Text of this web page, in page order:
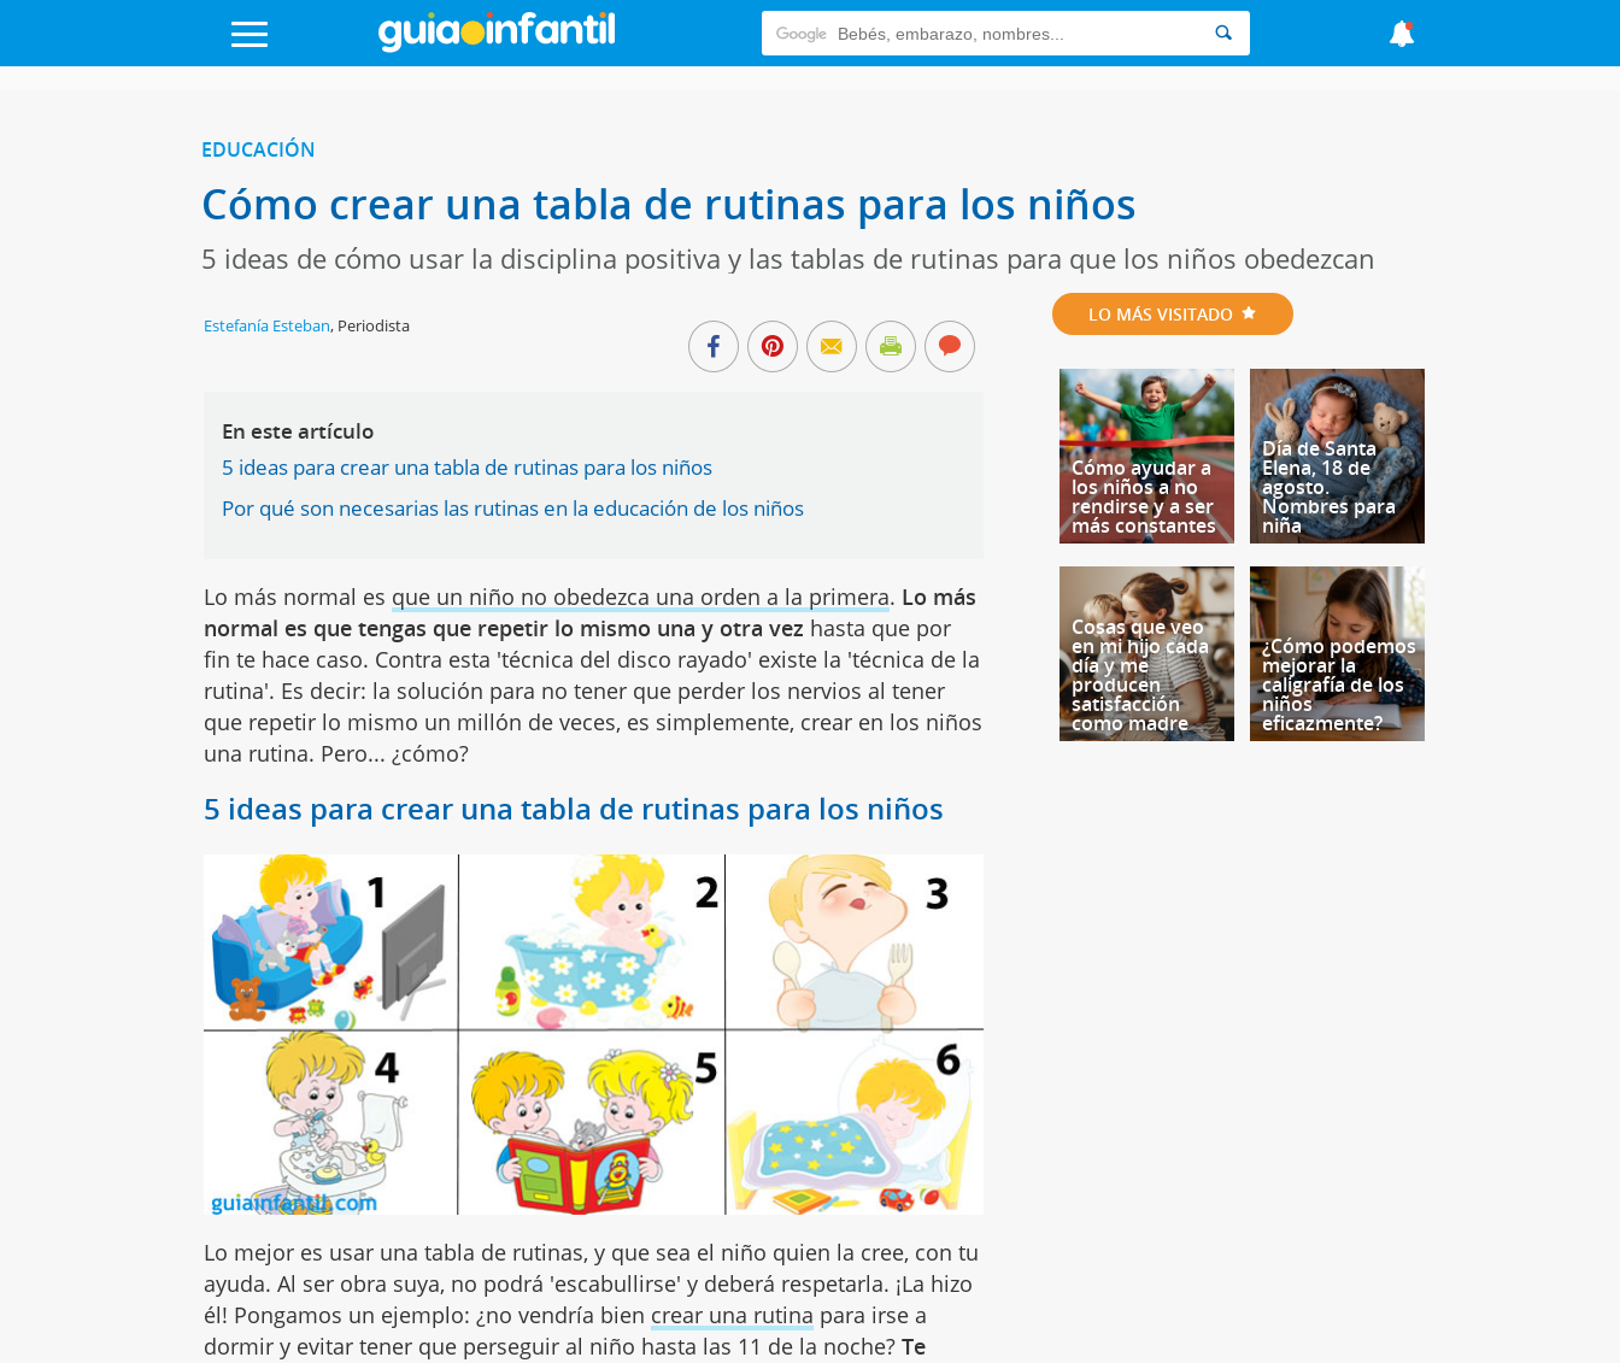
EDUCACIÓN
Cómo crear una tabla de rutinas para los niños
5 ideas de cómo usar la disciplina positiva y las tablas de rutinas para que los niños obedezcan
Estefanía Esteban, Periodista
En este artículo
5 ideas para crear una tabla de rutinas para los niños
Por qué son necesarias las rutinas en la educación de los niños
Lo más normal es que un niño no obedezca una orden a la primera. Lo más
normal es que tengas que repetir lo mismo una y otra vez hasta que por
fin te hace caso. Contra esta 'técnica del disco rayado' existe la 'técnica de la
rutina'. Es decir: la solución para no tener que perder los nervios al tener
que repetir lo mismo un millón de veces, es simplemente, crear en los niños
una rutina. Pero... ¿cómo?
5 ideas para crear una tabla de rutinas para los niños
Lo mejor es usar una tabla de rutinas, y que sea el niño quien la cree, con tu
ayuda. Al ser obra suya, no podrá 'escabullirse' y deberá respetarla. ¡La hizo
él! Pongamos un ejemplo: ¿no vendría bien crear una rutina para irse a
dormir y evitar tener que perseguir al niño hasta las 11 de la noche?Te
LO MÁS VISITADO
Cómo ayudar a
los niños a no
rendirse y a ser
más constantes
Día de Santa
Elena, 18 de
agosto.
Nombres para
niña
Cosas que veo
en mi hijo cada
día y me
producen
satisfacción
como madre
¿Cómo podemos
mejorar la
caligrafía de los
niños
eficazmente?